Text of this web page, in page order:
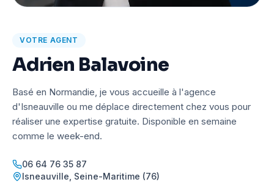
VOTRE AGENT
Adrien Balavoine
Basé en Normandie, je vous accueille à l'agence
d'Isneauville ou me déplace directement chez vous pour
réaliser une expertise gratuite. Disponible en semaine
comme le week-end.
06 64 76 35 87
Isneauville Seine-Maritime (76)